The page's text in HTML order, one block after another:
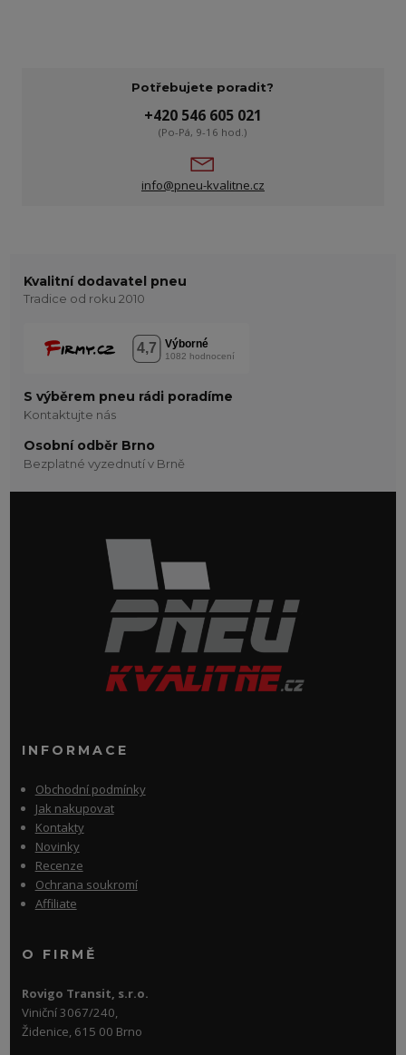
Potřebujete poradit?
+420 546 605 021
(Po-Pá, 9-16 hod.)
info@pneu-kvalitne.cz
Kvalitní dodavatel pneu
Tradice od roku 2010
S výběrem pneu rádi poradíme
Kontaktujte nás
Osobní odběr Brno
Bezplatné vyzednutí v Brně
INFORMACE
Obchodní podmínky
Jak nakupovat
Kontakty
Novinky
Recenze
Ochrana soukromí
Affiliate
O FIRMĚ
Rovigo Transit, s.r.o.
Viniční 3067/240,
Židenice, 615 00 Brno